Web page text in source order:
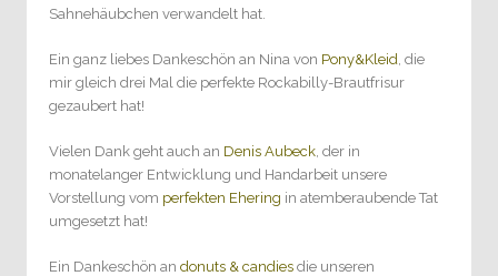
Sahnehäubchen verwandelt hat.
Ein ganz liebes Dankeschön an Nina von Pony&Kleid, die
mir gleich drei Mal die perfekte Rockabilly-Brautfrisur
gezaubert hat!
Vielen Dank geht auch an Denis Aubeck, der in
monatelanger Entwicklung und Handarbeit unsere
Vorstellung vom perfekten Ehering in atemberaubende Tat
umgesetzt hat!
Ein Dankeschön an donuts & candies die unseren